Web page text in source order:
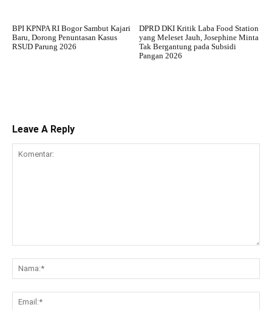
BPI KPNPA RI Bogor Sambut Kajari
Baru, Dorong Penuntasan Kasus
RSUD Parung 2026
DPRD DKI Kritik Laba Food Station
yang Meleset Jauh, Josephine Minta
Tak Bergantung pada Subsidi
Pangan 2026
Leave A Reply